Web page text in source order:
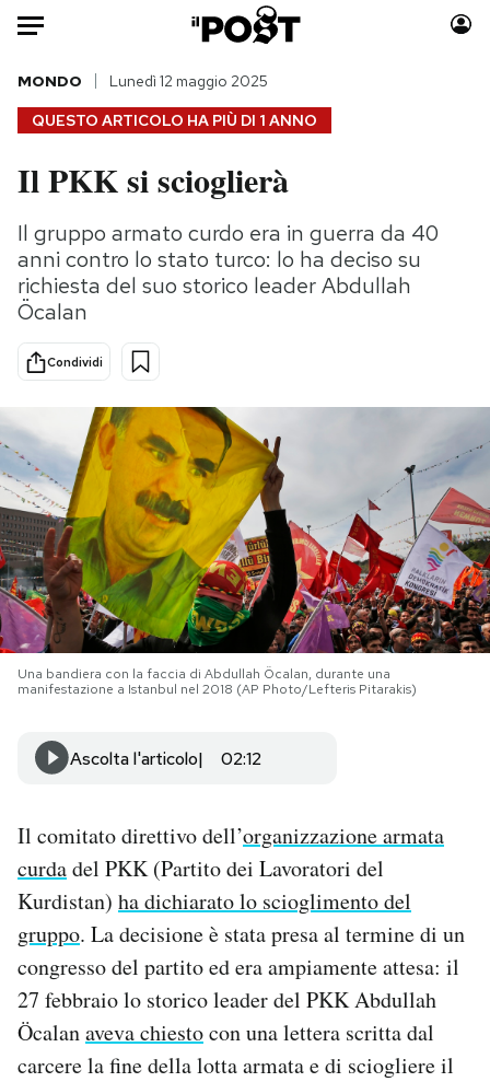
Auto
HOME
Italia
Politica
Tecnologia
Internet
Scienza
Cultura
Economia
Sport
Moda
Consumismi
Storie/Idee
Altrecose
Mondiali calcio 2026
PODCAST
NEWSLETTER
I MIEI PREFERITI
SHOP
AREA PERSONALE
Area Personale
Newsletter
Notifiche mobile
Regala il Post
Hai bisogno di aiuto?
QUESTO ARTICOLO HA PIÙ DI 1 ANNO
MONDO Lunedì 12 maggio 2025
Il PKK si scioglierà
Il gruppo armato curdo era in guerra da 40
anni contro lo stato turco: lo ha deciso su
richiesta del suo storico leader Abdullah
Öcalan
Condividi
Una bandiera con la faccia di Abdullah Öcalan, durante una
manifestazione a Istanbul nel 2018 (AP Photo/Lefteris Pitarakis)
Ascolta l'articolo 02:12
Il comitato direttivo dell’organizzazione armata
curdadel PKK (Partito dei Lavoratori del
Kurdistan) ha dichiarato lo scioglimento del
gruppo. La decisione è stata presa al termine di un
congresso del partito ed era ampiamente attesa: il
27 febbraio lo storico leader del PKK Abdullah
Öcalanaveva chiestocon una lettera scritta dal
carcere la fine della lotta armata e di sciogliere il